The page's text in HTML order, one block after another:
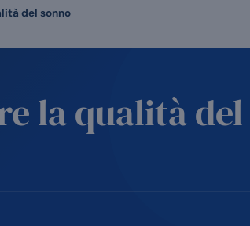
la qualità del
del sonno